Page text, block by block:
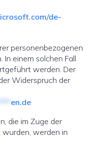
de-
personenbezogenen
einem solchen Fall
werden. Der
Widerspruch der
en.de
die im Zuge der
werden in